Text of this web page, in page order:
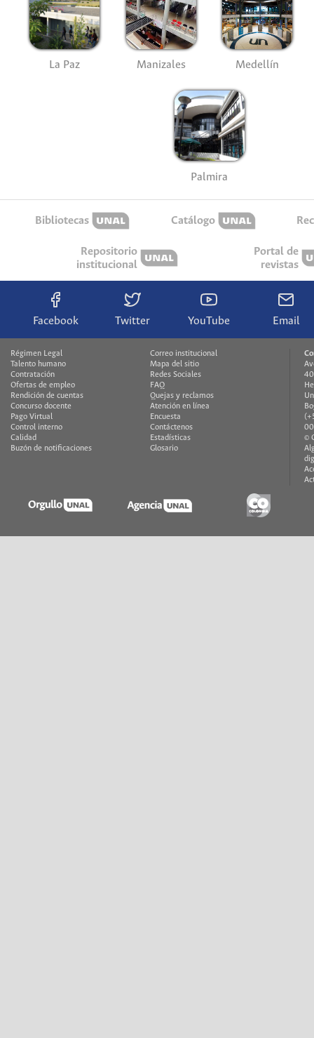
La Paz Manizales Medellín
Palmira
Bibliotecas Catálogo
Repositorio
institucional
Portal de
revistas
Facebook Twitter YouTube Email
Régimen Legal
Talento humano
Contratación
Ofertas de empleo
Rendición de cuentas
Concurso docente
Pago Virtual
Control interno
Calidad
Buzón de notificaciones
Correo institucional
Mapa del sitio
Redes Sociales
FAQ
Quejas y reclamos
Atención en línea
Encuesta
Contáctenos
Estadísticas
Glosario
©